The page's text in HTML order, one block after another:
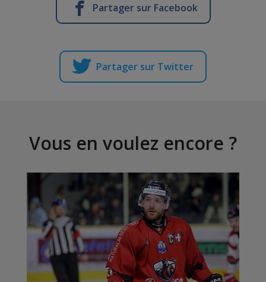
Partager sur Facebook
Partager sur Twitter
Vous en voulez encore ?